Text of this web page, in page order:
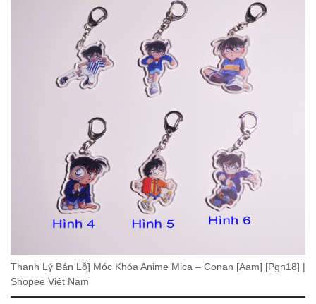
Thanh Lý Bán Lỗ] Móc Khóa Anime Mica – Conan [Aam] [Pgn18] |
Shopee Việt Nam